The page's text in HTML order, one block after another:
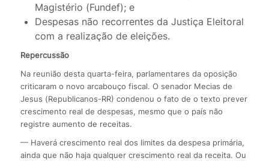
Magistério (Fundef); e
Despesas não recorrentes da Justiça Eleitoral
com a realização de eleições.
Repercussão
Na reunião desta quarta-feira, parlamentares da oposição
criticaram o novo arcabouço fiscal. O senador Mecias de
Jesus (Republicanos-RR) condenou o fato de o texto prever
crescimento real de despesas, mesmo que o país não
registre aumento de receitas.
— Haverá crescimento real dos limites da despesa primária,
ainda que não haja qualquer crescimento real da receita. Ou